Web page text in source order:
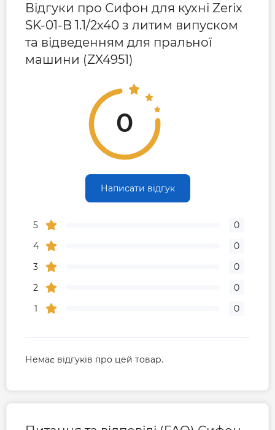
Відгуки про Сифон для кухні Zerix
SK-01-B 1.1/2x40 з литим випуском
та відведенням для пральної
машини (ZX4951)
0
Написати відгук
5
0
4
0
3
0
2
0
1
0
Немає відгуків про цей товар.